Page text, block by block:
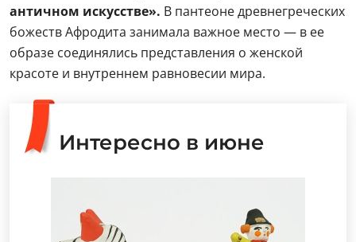
античном искусстве». В пантеоне древнегреческих
божеств Афродита занимала важное место — в ее
образе соединялись представления о женской
красоте и внутреннем равновесии мира.
Интересно в июне